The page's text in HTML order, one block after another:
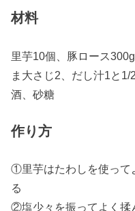
材料
里芋10個、豚ロース
ま大さじ2、だし汁1と1/
酒、砂糖
作り方
①里芋はたわしを使って
る
②塩少々を振ってよく揉